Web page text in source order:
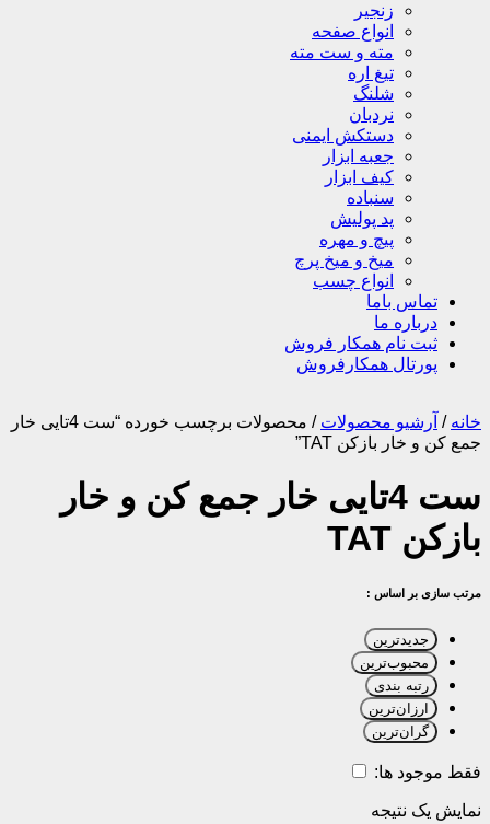
زنجیر
انواع صفحه
مته و ست مته
تیغ اره
شلنگ
نردبان
دستکش ایمنی
جعبه ابزار
کیف ابزار
سنباده
پد پولیش
پیچ و مهره
میخ و میخ پرچ
انواع چسب
تماس باما
درباره ما
ثبت نام همکار فروش
پورتال همکارفروش
خانه / آرشیو محصولات /
محصولات برچسب خورده “ست 4تایی خار
جمع کن و خار بازکن TAT”
ست 4تایی خار جمع کن و خار
بازکن TAT
مرتب سازی بر اساس :
جدیدترین
محبوب‌ترین
رتبه بندی
ارزان‌ترین
گران‌ترین
فقط موجود ها:
نمایش یک نتیجه